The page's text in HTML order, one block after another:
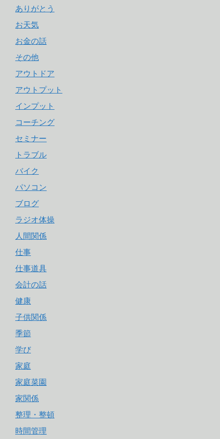
ありがとう
お天気
お金の話
その他
アウトドア
アウトプット
インプット
コーチング
セミナー
トラブル
バイク
パソコン
ブログ
ラジオ体操
人間関係
仕事
仕事道具
会計の話
健康
子供関係
季節
学び
家庭
家庭菜園
家関係
整理・整頓
時間管理